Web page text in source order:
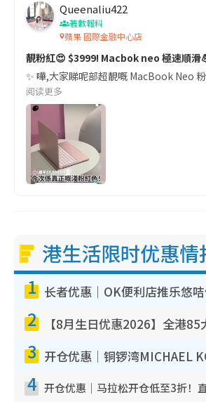
Queenaliu422
著數報料
蘋果 國際金融中心店
靚粉紅😍 $3999! Macbok neo 極速順滑
✨ 嘩,大家睇呢部超靚嘅 MacBook Neo
阅读更多
港生活限时优惠情
1
2
3
4